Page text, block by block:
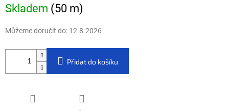
Skladem (50 m)
Můžeme doručit do: 12.8.2026
Přidat do košíku